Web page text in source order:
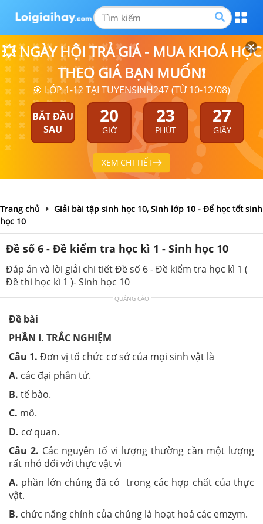
💥 NGÀY HỘI TRẢ GIÁ - MUA KHOÁ HỌC
THEO GIÁ BẠN MUỐN❗
🎯 LỚP 1-12 TẠI TUYENSINH247 (TỪ 10-12/08)
BẮT ĐẦU
SAU
20
GIỜ
23
PHÚT
27
GIÂY
XEM CHI TIẾT
Trang chủ
Giải bài tập sinh học 10, Sinh lớp 10 - Để học tốt sinh
học 10
Đề số 6 - Đề kiểm tra học kì 1 - Sinh học 10
Đáp án và lời giải chi tiết Đề số 6 - Đề kiểm tra học kì 1 (
Đề thi học kì 1 )- Sinh học 10
QUẢNG CÁO
Đề bài
PHẦN I. TRẮC NGHIỆM
Câu 1. Đơn vị tổ chức cơ sở của mọi sinh vật là
A. các đại phân tử.
B. tế bào.
C. mô.
D. cơ quan.
Câu 2. Các nguyên tố vi lư­ợng thư­ờng cần một lượng
rất nhỏ đối với thực vật vì
A. phần lớn chúng đã có trong các hợp chất của thực
vật.
B. chức năng chính của chúng là hoạt hoá các emzym.